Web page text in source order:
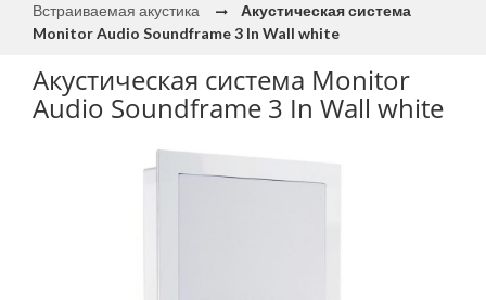
Встраиваемая акустика
Акустическая система
Monitor Audio Soundframe 3 In Wall white
Акустическая система Monitor
Audio Soundframe 3 In Wall white